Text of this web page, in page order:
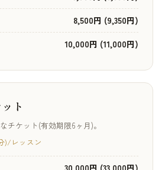
8,500円 (9,350円)
10,000円 (11,000円)
ト
チケット(有効期限6ヶ月)。
)/レッスン
30,000円 (33,000円)